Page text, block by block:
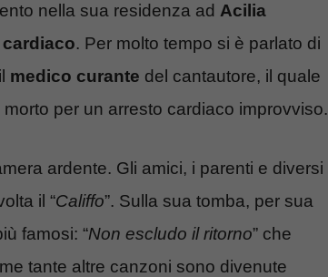
nella sua residenza ad Acilia
. Per molto tempo si è parlato di
medico curante del cantautore, il quale
per un arresto cardiaco improvviso.
ardente. Gli amici, i parenti e diversi
il “Califfo”. Sulla sua tomba, per sua
famosi: “Non escludo il ritorno” che
tante altre canzoni sono divenute